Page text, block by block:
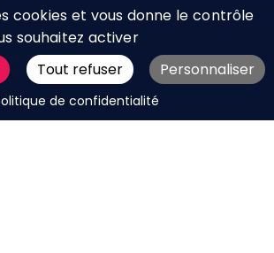
DEMANDER UN DEVIS
RÉSEAUX SOCIAUX
MENTIONS LÉGALES
cookies et vous donne le contrôle
souhaitez activer
Tout refuser Personnaliser
de confidentialité